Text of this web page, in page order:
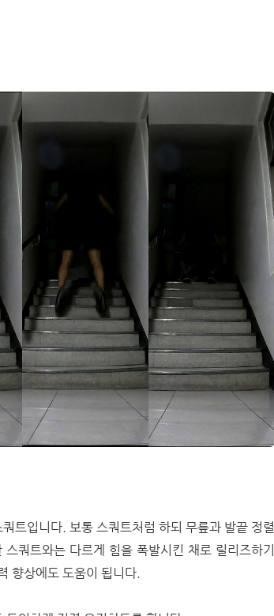
트입니다. 보통 스쿼트처럼 하되 무릎과 발끝 정렬
쿼트와는 다르게 힘을 폭발시킨 채로 릴리즈하기
향상에도 도움이 됩니다.